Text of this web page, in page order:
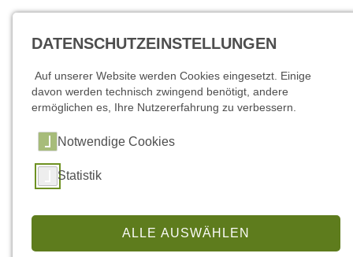
Wirtschaft - Standortprofil
DATENSCHUTZEINSTELLUNGEN
Auf unserer Website werden Cookies eingesetzt. Einige
davon werden technisch zwingend benötigt, andere
ermöglichen es, Ihre Nutzererfahrung zu verbessern.
Notwendige Cookies
Statistik
ALLE AUSWÄHLEN